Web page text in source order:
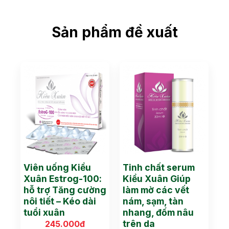
Sản phẩm đề xuất
Viên uống Kiều
Xuân Estrog-100:
hỗ trợ Tăng cường
nôi tiết – Kéo dài
tuổi xuân
245.000đ
Tinh chất serum
Kiều Xuân Giúp
làm mờ các vết
nám, sạm, tàn
nhang, đốm nâu
trên da